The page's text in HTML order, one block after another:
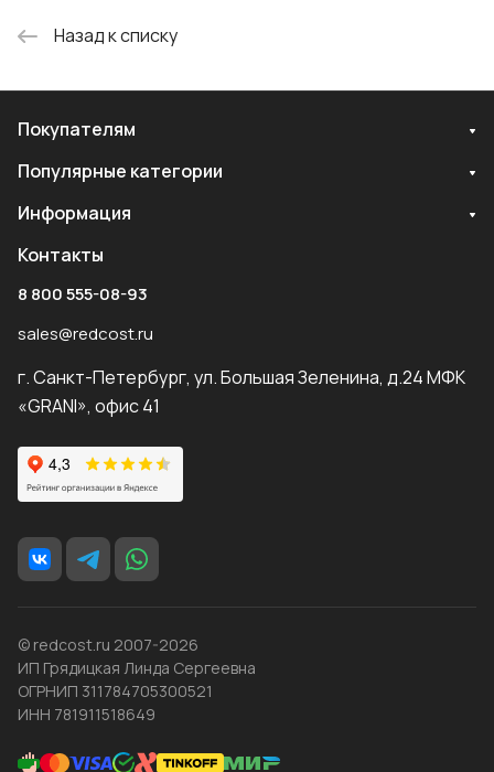
Назад к списку
Покупателям
Популярные категории
Информация
Контакты
8 800 555-08-93
sales@redcost.ru
г. Санкт-Петербург, ул. Большая Зеленина, д.24 МФК
«GRANI», офис 41
© redcost.ru 2007-2026
ИП Грядицкая Линда Сергеевна
ОГРНИП 311784705300521
ИНН 781911518649